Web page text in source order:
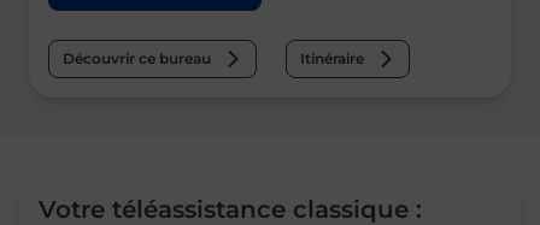
Découvrir ce bureau Itinéraire
Votre téléassistance classique :